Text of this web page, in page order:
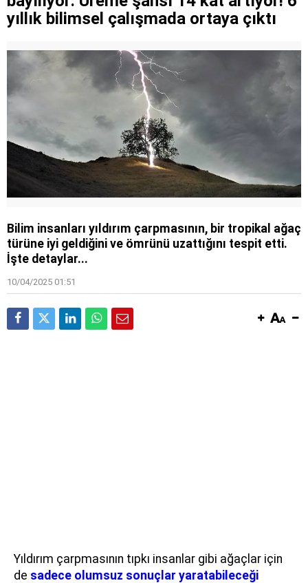
yıllık bilimsel çalışmada ortaya çıktı
Bilim insanları yıldırım çarpmasının, bir tropikal ağaç
türüne iyi geldiğini ve ömrünü uzattığını tespit etti.
İşte detaylar...
10/04/2025 01:51
Yıldırım çarpmasının tıpkı insanlar gibi ağaçlar için
de sadece olumsuz sonuçlar yaratabileceği